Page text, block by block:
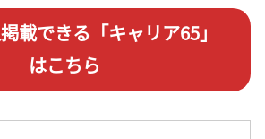
載できる「キャリア65」
はこちら